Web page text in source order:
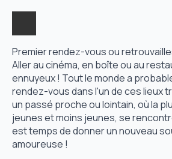
Premier rendez-vous ou
Aller au cinéma, en boîte ou au
ennuyeux ! Tout le monde a
rendez-vous dans l'un de ces lieux
un passé proche ou lointain, où la
jeunes et moins jeunes, se
est temps de donner un nouveau
amoureuse !